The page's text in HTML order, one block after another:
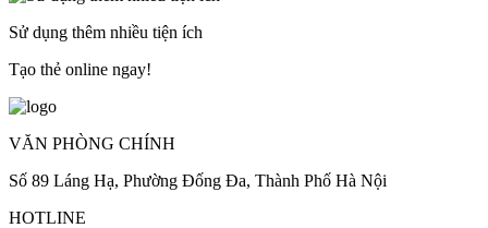
Sử dụng thêm nhiều tiện ích
Tạo thẻ online ngay!
VĂN PHÒNG CHÍNH
Số 89 Láng Hạ, Phường Đống Đa, Thành Phố Hà Nội
HOTLINE